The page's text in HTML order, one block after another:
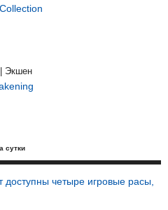
Экшен
сутки
доступны четыре игровые расы,